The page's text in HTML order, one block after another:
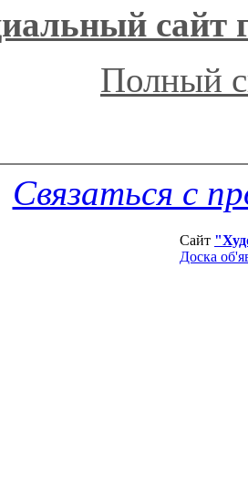
сайт
Полный
Связаться с
Сайт
Доска